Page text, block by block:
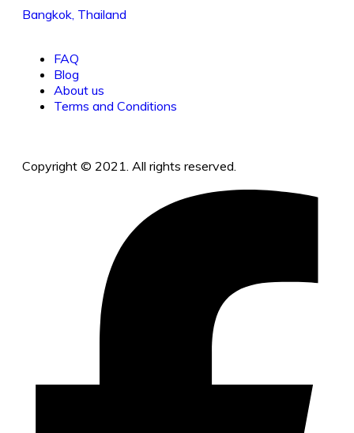
Bangkok, Thailand
FAQ
Blog
About us
Terms and Conditions
Copyright © 2021. All rights reserved.